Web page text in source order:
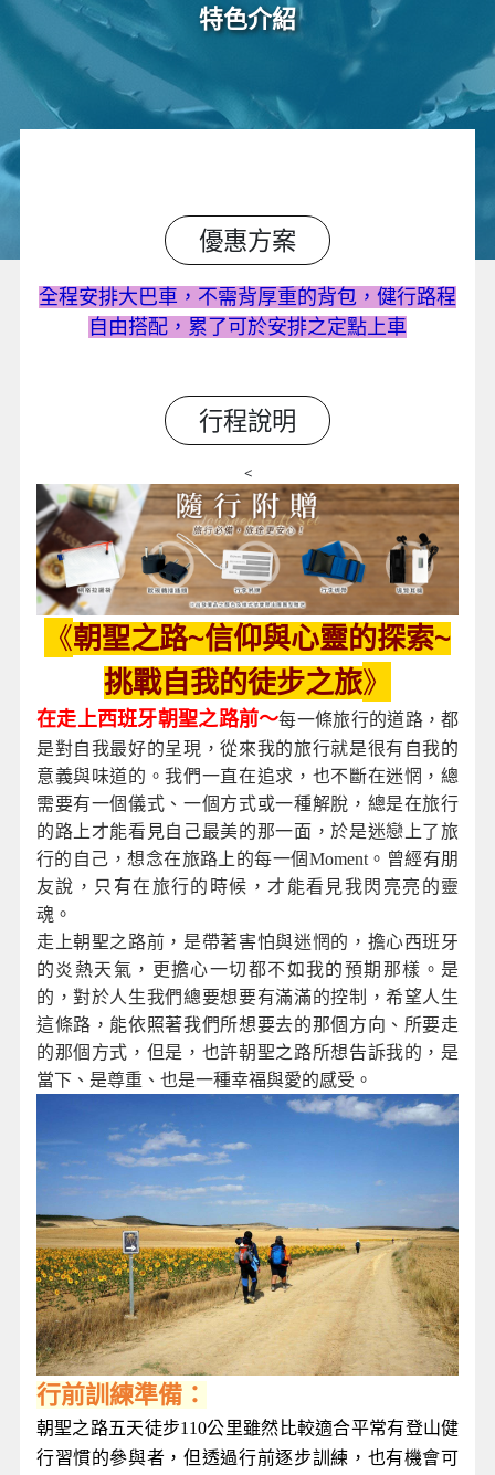
特色介紹
優惠方案
全程安排大巴車，不需背厚重的背包，健行路程
自由搭配，累了可於安排之定點上車
行程說明
<
《朝聖之路~信仰與心靈的探索~
挑戰自我的徒步之旅》
在走上西班牙朝聖之路前～每一條旅行的道路，都
是對自我最好的呈現，從來我的旅行就是很有自我的
意義與味道的。我們一直在追求，也不斷在迷惘，總
需要有一個儀式、一個方式或一種解脫，總是在旅行
的路上才能看見自己最美的那一面，於是迷戀上了旅
行的自己，想念在旅路上的每一個Moment。曾經有朋
友說，只有在旅行的時候，才能看見我閃亮亮的靈
魂。
走上朝聖之路前，是帶著害怕與迷惘的，擔心西班牙
的炎熱天氣，更擔心一切都不如我的預期那樣。是
的，對於人生我們總要想要有滿滿的控制，希望人生
這條路，能依照著我們所想要去的那個方向、所要走
的那個方式，但是，也許朝聖之路所想告訴我的，是
當下、是尊重、也是一種幸福與愛的感受。
行前訓練準備：
朝聖之路五天徒步110公里雖然比較適合平常有登山健
行習慣的參與者，但透過行前逐步訓練，也有機會可